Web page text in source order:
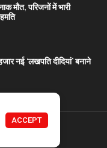
मौत, परिजनों में भारी
नई ‘लखपति दीदियां’ बनाने
ACCEPT